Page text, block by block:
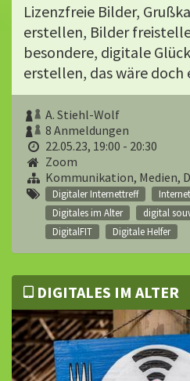
Lizenzfreie Bilder,
erstellen, Bilder
besondere, digitale
erstellen, das wäre doch
A. Stiehl-Wolf
8 Anmeldungen
22.05.23, 19:00 - 20:30
Zoom
Kommunikation, Medien,
Digitaler Internettreff Internet
Digitales im Alter
digital
DigitalFIT
Digitale Helfer
DIGITALES IM ALTER